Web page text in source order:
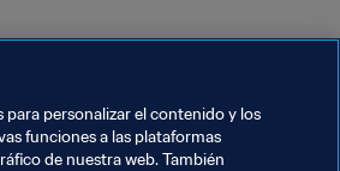
lucha
para personalizar el contenido y los
funciones a las plataformas
de nuestra web. También